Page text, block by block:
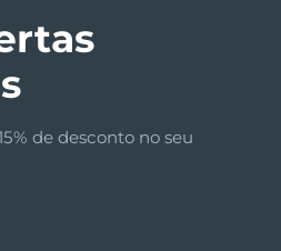
de desconto no seu